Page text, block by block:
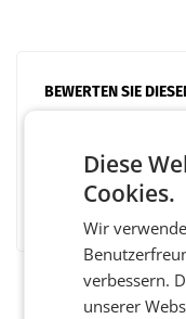
BEWERTEN SIE
FacebookTwitter
Diese
Cookies.
Wir
verbessern.
unserer